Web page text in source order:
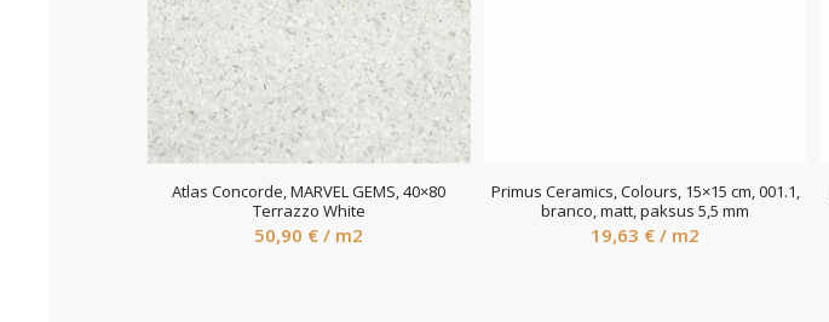
Atlas Concorde, MARVEL GEMS, 40×80
Terrazzo White
50,90 € / m2
Primus Ceramics, Colours, 15×15 cm, 001.1,
branco, matt, paksus 5,5 mm
19,63 € / m2